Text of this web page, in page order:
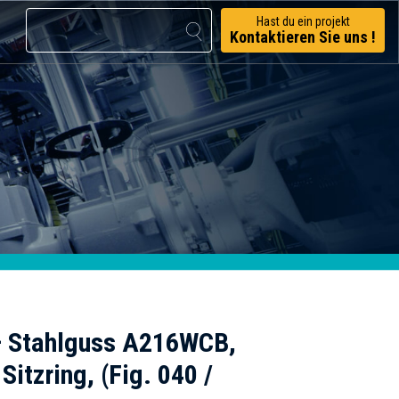
Hast du ein projekt
Kontaktieren Sie uns !
A216WCB,
(Fig. 040 /